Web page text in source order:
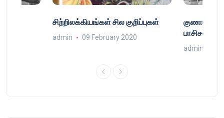
சிற்றிலக்கியங்கள் சில குறிப்புகள்
admin 09 February 2020
குணா :
admin